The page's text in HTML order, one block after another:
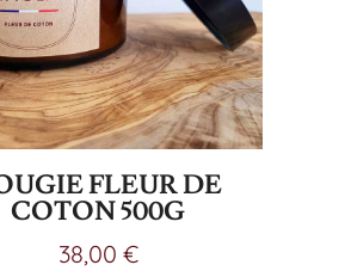
FLEUR DE
COTON 500G
38,00 €